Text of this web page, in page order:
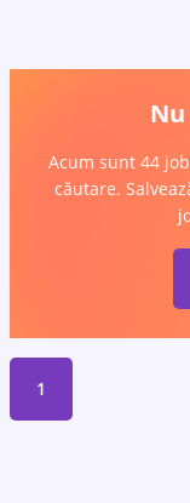
Acum sunt 44
căutare.
1